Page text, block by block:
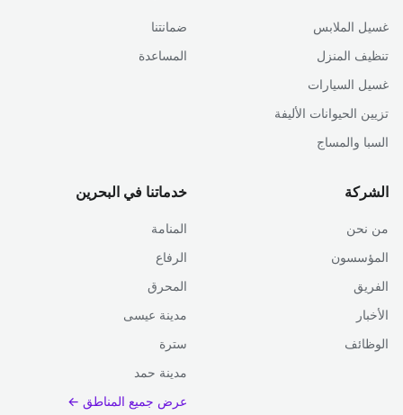
غسيل الملابس
تنظيف المنزل
غسيل السيارات
تزيين الحيوانات الأليفة
السبا والمساج
ضمانتنا
المساعدة
الشركة
من نحن
المؤسسون
الفريق
الأخبار
الوظائف
خدماتنا في البحرين
المنامة
الرفاع
المحرق
مدينة عيسى
سترة
مدينة حمد
عرض جميع المناطق ←